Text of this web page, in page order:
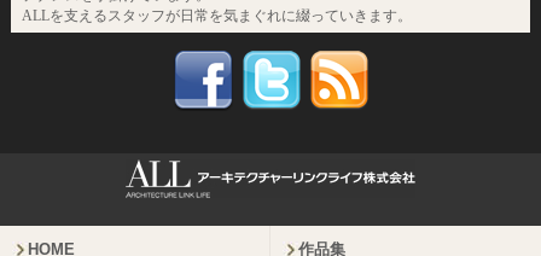
ALLを支えるスタッフが日常を気まぐれに綴っていきます。
HOME 作品集